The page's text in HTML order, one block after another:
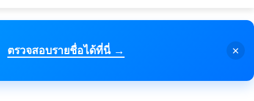
ตรวจสอบรายชื่อได้ที่นี่ → ×